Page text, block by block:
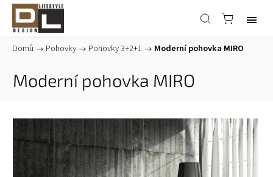
Domů / Pohovky / Pohovky 3+2+1 / Moderní pohovka MIRO
Moderní pohovka MIRO